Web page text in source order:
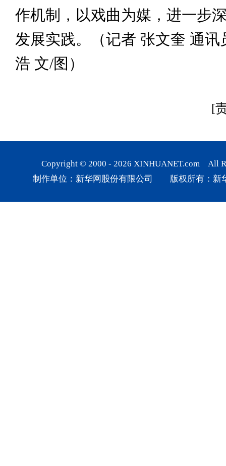
作机制，以戏曲为媒，进一步
发展实践。（记者 张文奎 通讯
浩 文/图）
[
Copyright © 2000 - 2026 XINHUANET.com All
制作单位：新华网股份有限公司 版权所有：新